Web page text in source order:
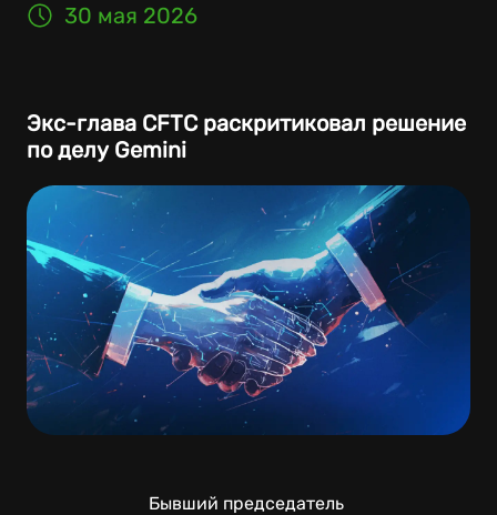
30 мая 2026
Экс-глава CFTC раскритиковал решение
по делу Gemini
Бывший председатель